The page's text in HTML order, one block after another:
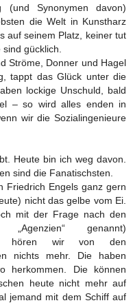
(und Synonymen davon)
die Welt in Kunstharz
auf seinem Platz, keiner tut
gücklich.
Ströme, Donner und Hagel
tappt das Glück unter die
lockige Unschuld, bald
– so wird alles enden in
wir die Sozialingenieure
Heute bin ich weg davon.
sind die Fanatischsten.
Friedrich Engels ganz gern
nicht das gelbe vom Ei.
mit der Frage nach den
genannt)
hören wir von den
nichts mehr. Die haben
herkommen. Die können
heute nicht mehr auf
jemand mit dem Schiff auf